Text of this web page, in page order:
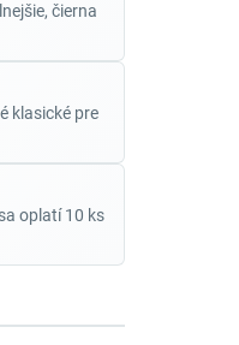
čierna
klasické pre
oplatí 10 ks